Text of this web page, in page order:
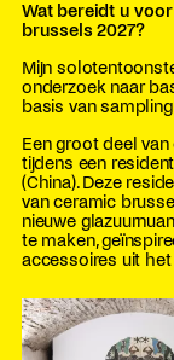
Wat bereidt u
brussels 2027?
Mijn
onderzoek naar
basis van
Een groot deel
tijdens een
(China). Deze
van ceramic
nieuwe
te maken,
accessoires uit het